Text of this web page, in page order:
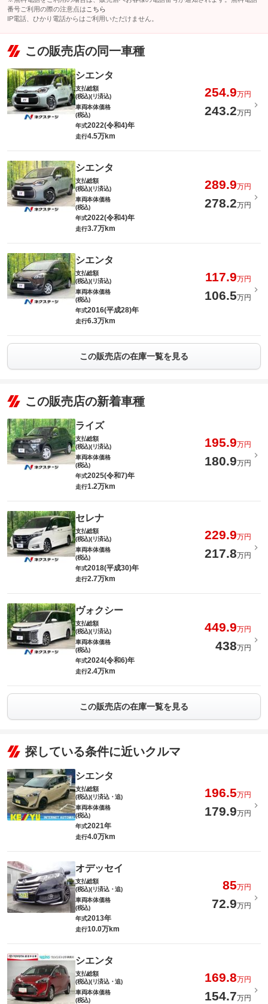
番号ご利用の際の注意点は こちら
IP電話、ひかり電話からはご利用いただけません。
この販売店の同一車種
シエンタ
支払総額
(税込)(リ済込)
254.9万円
車両本体価格
(税込)
243.2万円
年式2022(令和4)年
走行4.5万km
シエンタ
支払総額
(税込)(リ済込)
289.9万円
車両本体価格
(税込)
278.2万円
年式2022(令和4)年
走行3.7万km
シエンタ
支払総額
(税込)(リ済込)
117.9万円
車両本体価格
(税込)
106.5万円
年式2016(平成28)年
走行6.3万km
この販売店の在庫一覧を見る
この販売店の新着車種
ライズ
支払総額
(税込)(リ済込)
195.9万円
車両本体価格
(税込)
180.9万円
年式2025(令和7)年
走行1.2万km
セレナ
支払総額
(税込)(リ済込)
229.9万円
車両本体価格
(税込)
217.8万円
年式2018(平成30)年
走行2.7万km
ヴォクシー
支払総額
(税込)(リ済込)
449.9万円
車両本体価格
(税込)
438万円
年式2024(令和6)年
走行2.4万km
この販売店の在庫一覧を見る
探している条件に近いクルマ
シエンタ
支払総額
(税込)(リ済込・追)
196.5万円
車両本体価格
(税込)
179.9万円
年式2021年
走行4.0万km
オデッセイ
支払総額
(税込)(リ済込・追)
85万円
車両本体価格
(税込)
72.9万円
年式2013年
走行10.0万km
シエンタ
支払総額
(税込)(リ済込・追)
169.8万円
車両本体価格
(税込)
154.7万円